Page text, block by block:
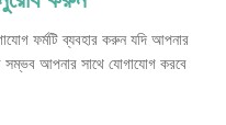
ফর্মটি ব্যবহার করুন যদি আপনার
আপনার সাথে যোগাযোগ করবে